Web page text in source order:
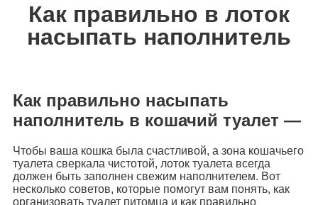
Как правильно в лоток
насыпать наполнитель
Как правильно насыпать
наполнитель в кошачий туалет —
Чтобы ваша кошка была счастливой, a зона кошачьего
туалета сверкала чистотой, лоток туалета всегда
должен быть заполнен свежим наполнителем. Вот
несколько советов, которые помогут вам понять, как
организовать туалет питомца и как правильно